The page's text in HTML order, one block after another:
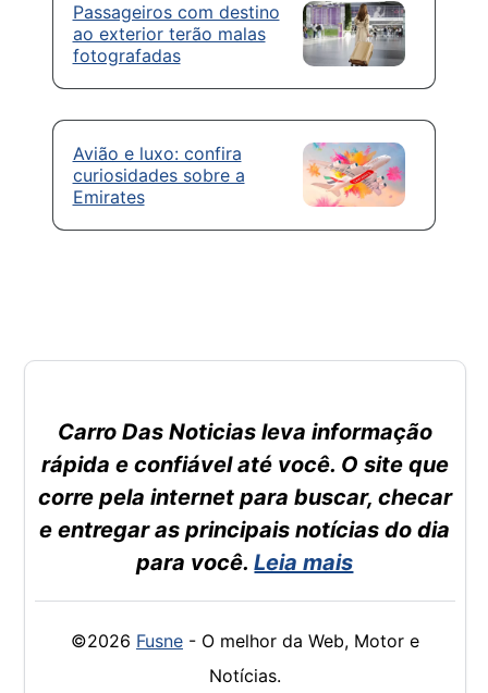
Passageiros com destino
ao exterior terão malas
fotografadas
Avião e luxo: confira
curiosidades sobre a
Emirates
Carro Das Noticias leva informação
rápida e confiável até você. O site que
corre pela internet para buscar, checar
e entregar as principais notícias do dia
para você.Leia mais
©2026 Fusne- O melhor da Web, Motor e
Notícias.